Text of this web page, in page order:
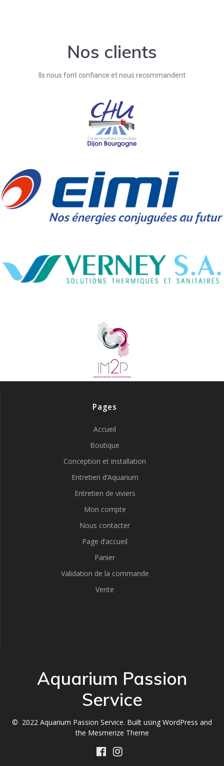
Nos clients
Ils nous font confiance et nous recommandent
Pages
Accueil
Boutique
Conception et installation
Entretien d’Aquarium
Entretien de viviers
Mon compte
Nous contacter
Page d’accueil
Panier
Validation de la commande
Vente
Aquarium Passion
Service
© 2022 Aquarium Passion Service. Built using WordPress and
the Mesmerize Theme